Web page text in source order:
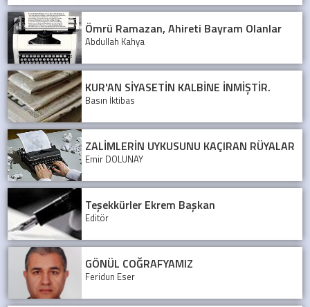
Ömrü Ramazan, Ahireti Bayram Olanlar
Abdullah Kahya
KUR'AN SİYASETİN KALBİNE İNMİŞTİR.
Basın İktibas
ZALİMLERİN UYKUSUNU KAÇIRAN RÜYALAR
Emir DOLUNAY
Teşekkürler Ekrem Başkan
Editör
GÖNÜL COĞRAFYAMIZ
Feridun Eser